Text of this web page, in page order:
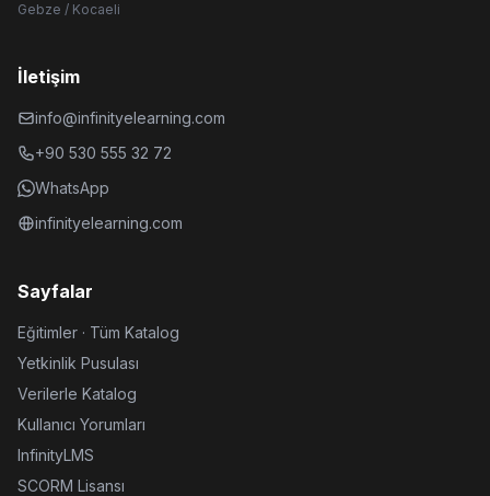
Gebze / Kocaeli
İletişim
info@infinityelearning.com
+90 530 555 32 72
WhatsApp
infinityelearning.com
Sayfalar
Eğitimler · Tüm Katalog
Yetkinlik Pusulası
Verilerle Katalog
Kullanıcı Yorumları
InfinityLMS
SCORM Lisansı